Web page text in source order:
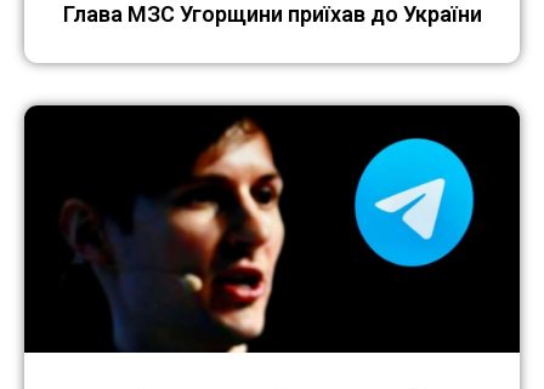
Глава МЗС Угорщини приїхав до України